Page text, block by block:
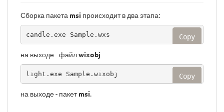
Сборка пакета msi происходит в два этапа:
candle.exe Sample.wxs Copy
на выходе - файлwixobj
light.exe Sample.wixobj Copy
на выходе - пакетmsi.